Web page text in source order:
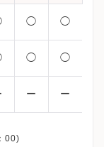
◯ ◯
◯ ◯
ー ー
00)